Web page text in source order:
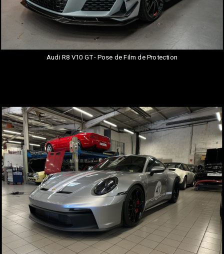
Audi R8 V10 GT - Pose de Film de Protection